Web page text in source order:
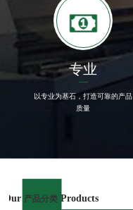
专业
以专业为基石，打造可靠的产品
质量
Our 产品分类 Products